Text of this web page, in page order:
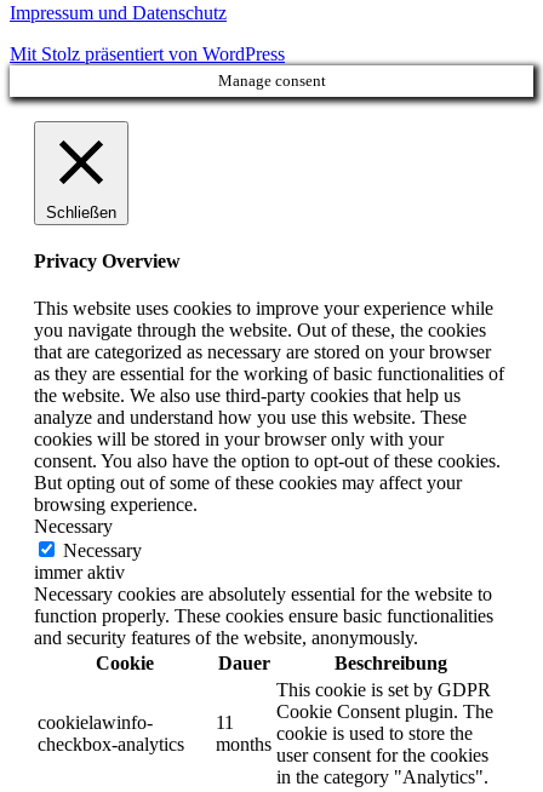
Impressum und Datenschutz
Mit Stolz präsentiert von WordPress
Manage consent
Schließen
Privacy Overview
This website uses cookies to improve your experience while
you navigate through the website. Out of these, the cookies
that are categorized as necessary are stored on your browser
as they are essential for the working of basic functionalities of
the website. We also use third-party cookies that help us
analyze and understand how you use this website. These
cookies will be stored in your browser only with your
consent. You also have the option to opt-out of these cookies.
But opting out of some of these cookies may affect your
browsing experience.
Necessary
Necessary
immer aktiv
Necessary cookies are absolutely essential for the website to
function properly. These cookies ensure basic functionalities
and security features of the website, anonymously.
Cookie
Dauer Beschreibung
cookielawinfo-
checkbox-analytics
11
months
This cookie is set by GDPR
Cookie Consent plugin. The
cookie is used to store the
user consent for the cookies
in the category "Analytics".